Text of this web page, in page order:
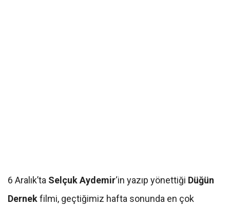
6 Aralık’ta Selçuk Aydemir‘in yazıp yönettiği Düğün
Dernekfilmi, geçtiğimiz hafta sonunda en çok